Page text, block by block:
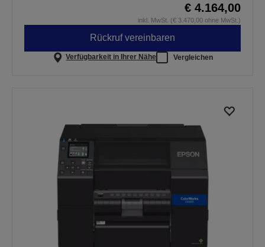
€ 4.164,00
inkl. MwSt. (€ 3.470,00 ohne MwSt.)
Rückruf vereinbaren
Verfügbarkeit in Ihrer Nähe Vergleichen